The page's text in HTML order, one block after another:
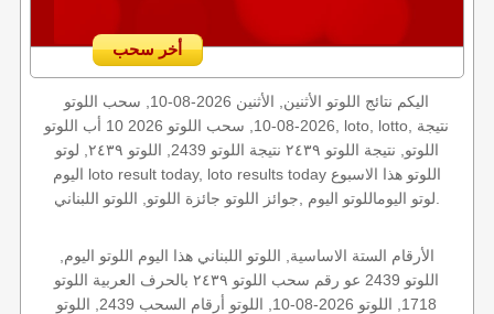
أخر سحب
اليكم نتائج اللوتو الأثنين, الأثنين 2026-08-10, سحب اللوتو
2026-08-10, سحب اللوتو 2026 10 أب اللوتو, loto, lotto, نتيجة
اللوتو, نتيجة اللوتو ٢٤٣٩ نتيجة اللوتو 2439, اللوتو ٢٤٣٩, لوتو
اليوم loto result today, loto results today اللوتو هذا الاسبوع
الأرقام الستة الاساسية, اللوتو اللبناني هذا اليوم اللوتو اليوم,
اللوتو 2439 عو رقم سحب اللوتو ٢٤٣٩ بالحرف العربية اللوتو
1718, اللوتو 2026-08-10, اللوتو أرقام السحب 2439, اللوتو